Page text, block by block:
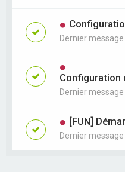
Dernier
Configuration
Dernier
[FUN]
Dernier